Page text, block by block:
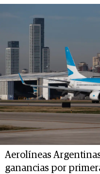
Aerolíneas
ganancias por